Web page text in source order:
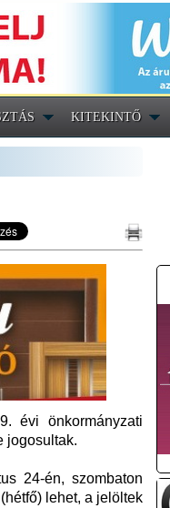
KITEKINTŐ
évi önkormányzati
jogosultak.
24-én, szombaton
lehet, a jelöltek